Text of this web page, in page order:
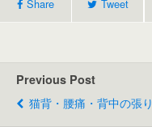
Share Tweet
Previous Post
猫背・腰痛・背中の張り